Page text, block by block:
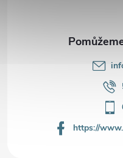
https://